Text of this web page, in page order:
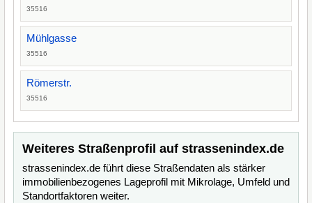
35516
Mühlgasse
35516
Römerstr.
35516
Weiteres Straßenprofil auf strassenindex.de
strassenindex.de führt diese Straßendaten als stärker
immobilienbezogenes Lageprofil mit Mikrolage, Umfeld und
Standortfaktoren weiter.